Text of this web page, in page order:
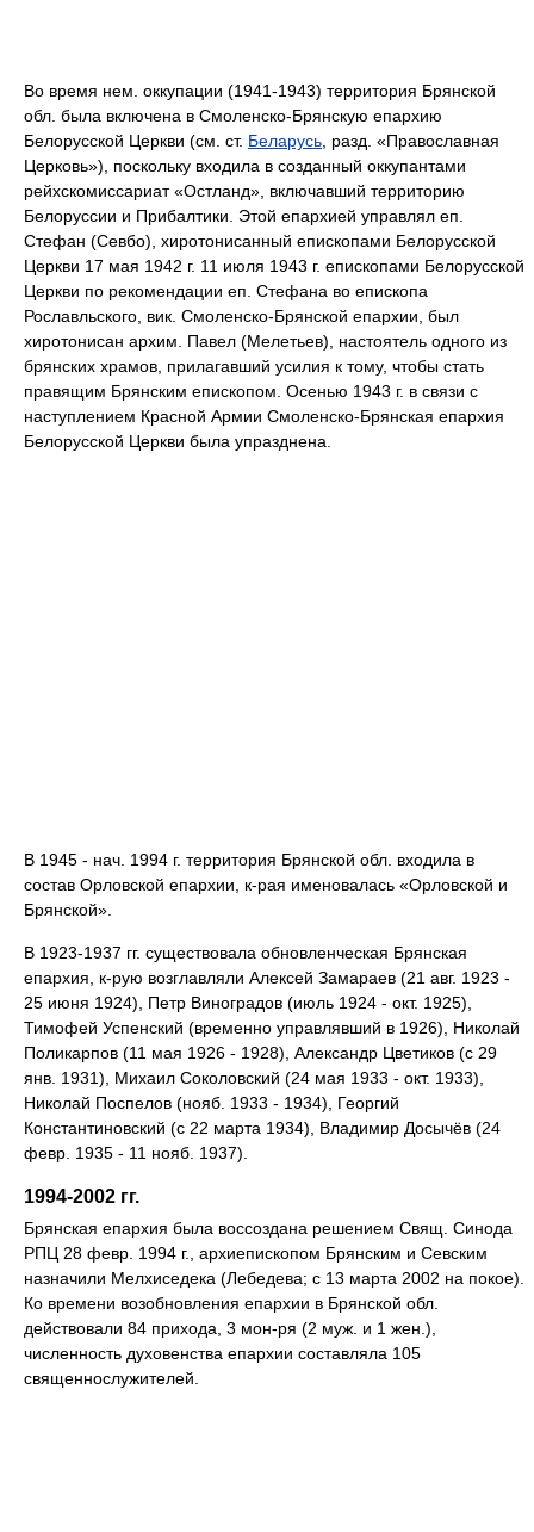
Во время нем. оккупации (1941-1943) территория Брянской
обл. была включена в Смоленско-Брянскую епархию
Белорусской Церкви (см. ст. Беларусь , разд. «Православная
Церковь»), поскольку входила в созданный оккупантами
рейхскомиссариат «Остланд», включавший территорию
Белоруссии и Прибалтики. Этой епархией управлял еп.
Стефан (Севбо), хиротонисанный епископами Белорусской
Церкви 17 мая 1942 г. 11 июля 1943 г. епископами Белорусской
Церкви по рекомендации еп. Стефана во епископа
Рославльского, вик. Смоленско-Брянской епархии, был
хиротонисан архим. Павел (Мелетьев), настоятель одного из
брянских храмов, прилагавший усилия к тому, чтобы стать
правящим Брянским епископом. Осенью 1943 г. в связи с
наступлением Красной Армии Смоленско-Брянская епархия
Белорусской Церкви была упразднена.
В 1945 - нач. 1994 г. территория Брянской обл. входила в
состав Орловской епархии, к-рая именовалась «Орловской и
Брянской».
В 1923-1937 гг. существовала обновленческая Брянская
епархия, к-рую возглавляли Алексей Замараев (21 авг. 1923 -
25 июня 1924), Петр Виноградов (июль 1924 - окт. 1925),
Тимофей Успенский (временно управлявший в 1926), Николай
Поликарпов (11 мая 1926 - 1928), Александр Цветиков (с 29
янв. 1931), Михаил Соколовский (24 мая 1933 - окт. 1933),
Николай Поспелов (нояб. 1933 - 1934), Георгий
Константиновский (с 22 марта 1934), Владимир Досычёв (24
февр. 1935 - 11 нояб. 1937).
1994-2002 гг.
Брянская епархия была воссоздана решением Свящ. Синода
РПЦ 28 февр. 1994 г., архиепископом Брянским и Севским
назначили Мелхиседека (Лебедева; с 13 марта 2002 на покое).
Ко времени возобновления епархии в Брянской обл.
действовали 84 прихода, 3 мон-ря (2 муж. и 1 жен.),
численность духовенства епархии составляла 105
священнослужителей.